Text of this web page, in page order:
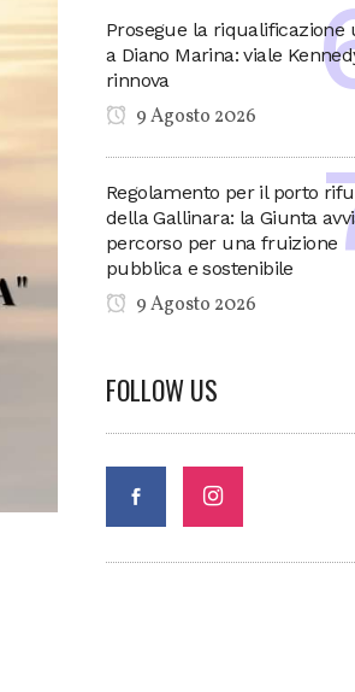
Prosegue la riqualificazione
a Diano Marina: viale
rinnova
9 Agosto 2026
Regolamento per il porto
della Gallinara: la Giunta
percorso per una fruizione
pubblica e sostenibile
9 Agosto 2026
FOLLOW US